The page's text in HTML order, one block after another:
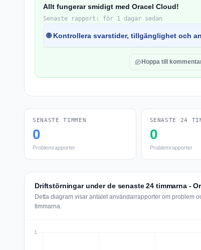
Allt fungerar smidigt med Oracel Cloud!
Senaste rapport: för 1 dagar sedan
🌐 Kontrollera svarstider, tillgänglighet och
Hoppa till
SENASTE TIMMEN
0
Problemrapporter
SENASTE 24
0
Problemrapporter
Driftstörningar under de senaste 24 timmarna -
Detta diagram visar antalet användarrapporter om problem
timmarna.